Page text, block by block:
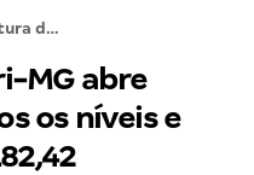
Prefeitura de Cajuri-MG abre concurso para todos os níveis e inicial de até R$ 6.182,42
MG abre
os níveis e